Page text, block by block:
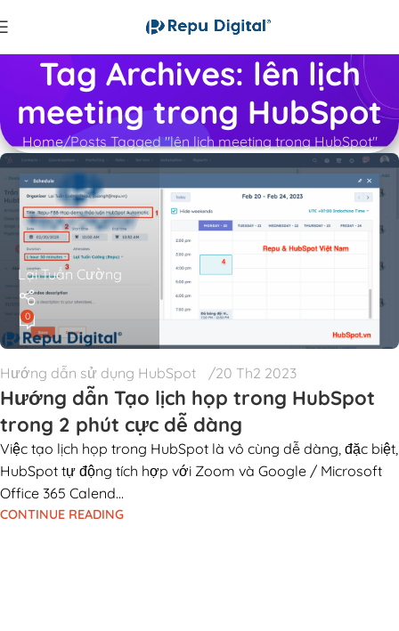
Tag Archives: lên lịch
meeting trong HubSpot
Home Posts Tagged "lên lịch meeting trong HubSpot"
Lại Tuấn Cường
0
Hướng dẫn sử dụng HubSpot 20 Th2 2023
Hướng dẫn Tạo lịch họp trong HubSpot
trong 2 phút cực dễ dàng
Việc tạo lịch họp trong HubSpot là vô cùng dễ dàng, đặc biệt,
HubSpot tự động tích hợp với Zoom và Google / Microsoft
Office 365 Calend...
CONTINUE READING